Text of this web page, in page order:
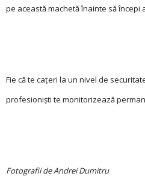
pe această machetă înainte să începi
Fie că te cațeri la un nivel de
profesioniști te monitorizează
Fotografii de Andrei Dumitru